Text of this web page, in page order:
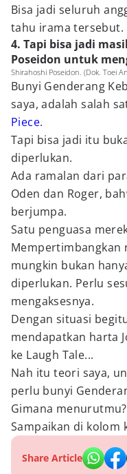
Bisa jadi seluruh
tahu irama tersebut.
4. Tapi bisa jadi
Poseidon untuk
Shirahoshi Poseidon. (Dok. Toei
Bunyi Genderang
saya, adalah salah
Piece.
Tapi bisa jadi itu
diperlukan.
Ada ramalan dari
Oden dan Roger,
berjumpa.
Satu penguasa
Mempertimbangkan
mungkin bukan
diperlukan. Perlu
mengaksesnya.
Dengan situasi
mendapatkan harta
ke Laugh Tale...
Nah itu teori saya,
perlu bunyi
Gimana menurutmu?
Sampaikan di kolom
Share Article